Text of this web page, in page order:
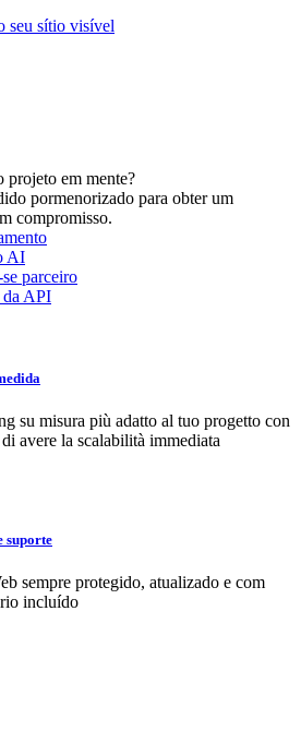
seu sítio visível
projeto em mente?
pormenorizado para obter um
compromisso.
AI
parceiro
da API
su misura più adatto al tuo progetto con
avere la scalabilità immediata
suporte
sempre protegido, atualizado e com
incluído